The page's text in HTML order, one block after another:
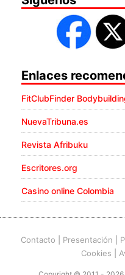
Enlaces
FitClubFinder
NuevaTribuna.es
Revista Afribuku
Escritores.org
Casino online Colombia
Contacto Presentación
Cookies